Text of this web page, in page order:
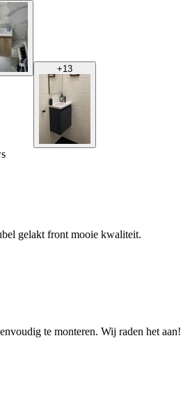
+13
gelakt front mooie kwaliteit.
te monteren. Wij raden het aan!